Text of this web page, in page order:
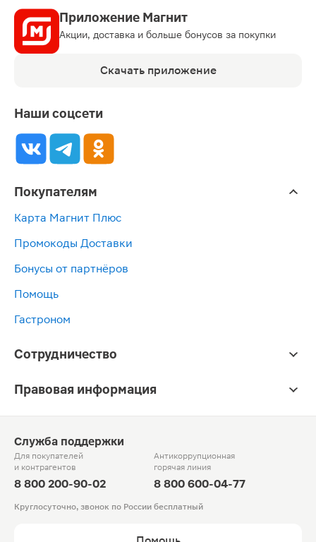
Приложение Магнит
Акции, доставка и больше бонусов за покупки
Скачать приложение
Наши соцсети
Покупателям
Карта Магнит Плюс
Промокоды Доставки
Бонусы от партнёров
Помощь
Гастроном
Сотрудничество
Правовая информация
Служба поддержки
Для покупателей
и контрагентов
8 800 200-90-02
Антикоррупционная
горячая линия
8 800 600-04-77
Круглосуточно, звонок по России бесплатный